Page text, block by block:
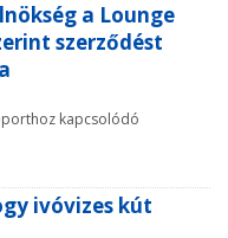
a Lounge
szerződést
kapcsolódó
ivóvizes kút